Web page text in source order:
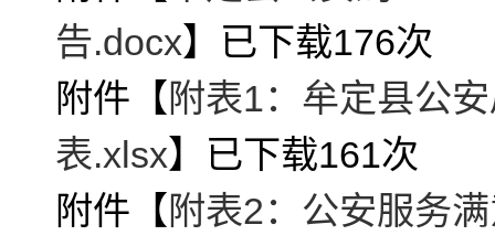
告.docx】已下载176次
附件【 附表1：牟定县公
表.xlsx】已下载161次
附件【 附表2：公安服务